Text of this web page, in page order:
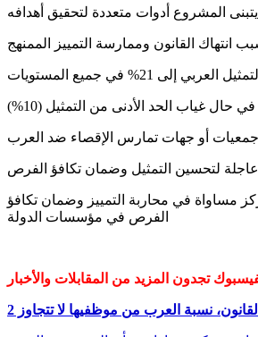
مساواة في محاربة التمييز وضمان تكافؤ
الفرص في مؤسسات الدولة